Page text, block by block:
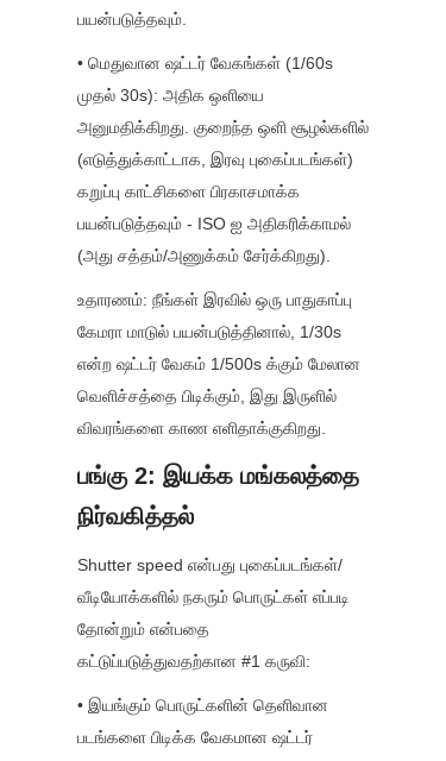
பயன்படுத்தவும்.
• மெதுவான ஷட்டர் வேகங்கள் (1/60s
முதல் 30s): அதிக ஒளியை
அனுமதிக்கிறது. குறைந்த ஒளி சூழல்களில்
(எடுத்துக்காட்டாக, இரவு புகைப்படங்கள்)
கறுப்பு காட்சிகளை பிரகாசமாக்க
பயன்படுத்தவும் - ISO ஐ அதிகரிக்காமல்
(அது சத்தம்/அணுக்கம் சேர்க்கிறது).
உதாரணம்: நீங்கள் இரவில் ஒரு பாதுகாப்பு
கேமரா மாடுல் பயன்படுத்தினால், 1/30s
என்ற ஷட்டர் வேகம் 1/500s க்கும் மேலான
வெளிச்சத்தை பிடிக்கும், இது இருளில்
விவரங்களை காண எளிதாக்குகிறது.
பங்கு 2: இயக்க மங்கலத்தை
நிர்வகித்தல்
Shutter speed என்பது புகைப்படங்கள்/
வீடியோக்களில் நகரும் பொருட்கள் எப்படி
தோன்றும் என்பதை
கட்டுப்படுத்துவதற்கான #1 கருவி:
• இயங்கும் பொருட்களின் தெளிவான
படங்களை பிடிக்க வேகமான ஷட்டர்